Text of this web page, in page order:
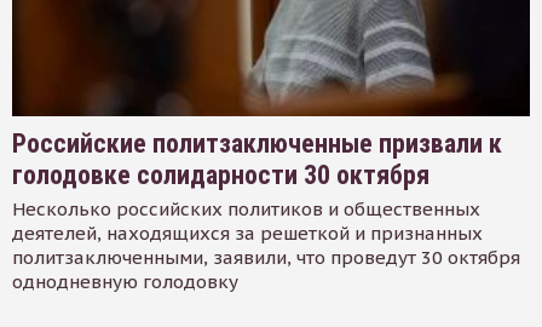
Российские политзаключенные призвали к
голодовке солидарности 30 октября
Несколько российских политиков и общественных
деятелей, находящихся за решеткой и признанных
политзаключенными, заявили, что проведут 30 октября
однодневную голодовку